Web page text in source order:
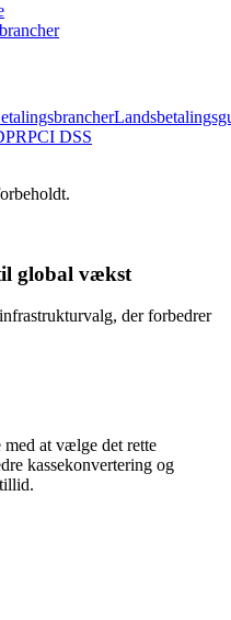
PCI DSS
.
global vækst
der forbedrer
at vælge det rette
kassekonvertering og